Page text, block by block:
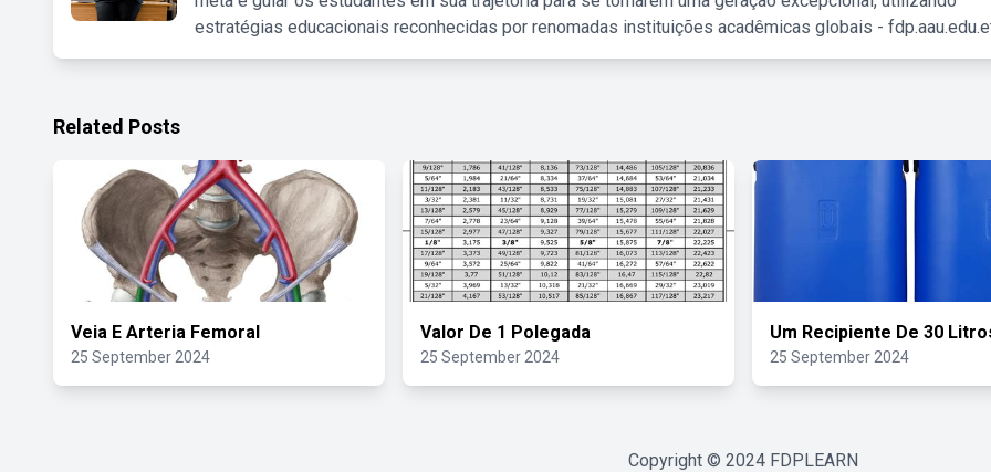
estratégias educacionais reconhecidas por renomadas instituições acadêmicas globais -
Related Posts
Veia E Arteria Femoral
25 September 2024
Valor De 1 Polegada
25 September 2024
Um Recipiente De 30
25 September 2024
Copyright © 2024 FDPLEARN